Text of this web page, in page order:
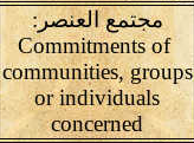
مجتمع العنصر:
Commitments of
communities, groups
or individuals
concerned